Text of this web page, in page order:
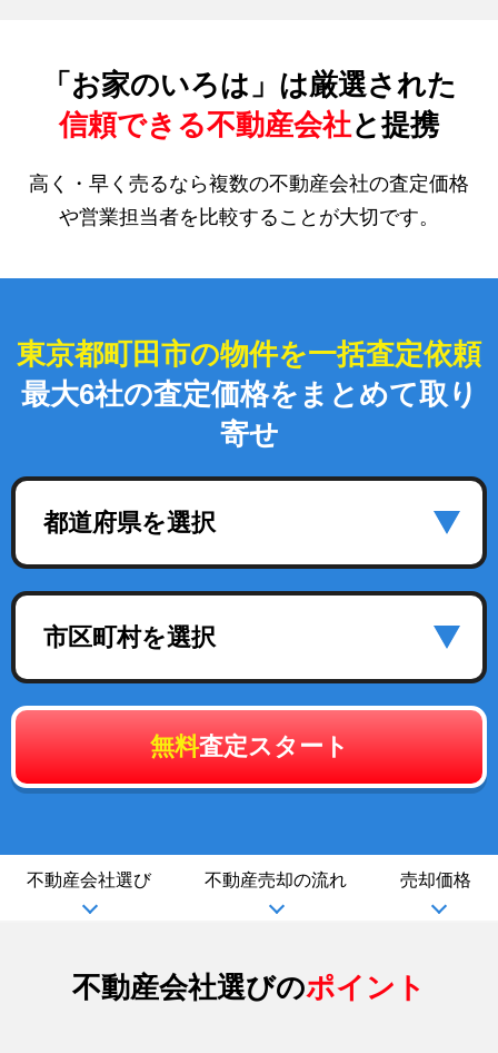
「お家のいろは」は厳選された
信頼できる不動産会社と提携
高く・早く売るなら複数の不動産会社の査定価格
や営業担当者を比較することが大切です。
東京都町田市の物件を一括査定依頼
最大6社の査定価格をまとめて取り
寄せ
都道府県を選択
市区町村を選択
無料査定スタート
不動産会社選び 不動産売却の流れ 売却価格
不動産会社選びのポイント